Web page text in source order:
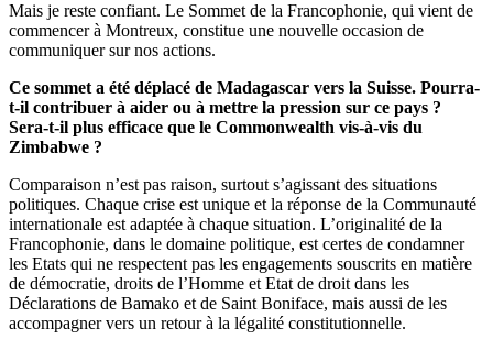
Mais je reste confiant. Le Sommet de la Francophonie, qui vient de
commencer à Montreux, constitue une nouvelle occasion de
communiquer sur nos actions.
Ce sommet a été déplacé de Madagascar vers la Suisse. Pourra-
t-il contribuer à aider ou à mettre la pression sur ce pays ?
Sera-t-il plus efficace que le Commonwealth vis-à-vis du
Zimbabwe ?
Comparaison n’est pas raison, surtout s’agissant des situations
politiques. Chaque crise est unique et la réponse de la Communauté
internationale est adaptée à chaque situation. L’originalité de la
Francophonie, dans le domaine politique, est certes de condamner
les Etats qui ne respectent pas les engagements souscrits en matière
de démocratie, droits de l’Homme et Etat de droit dans les
Déclarations de Bamako et de Saint Boniface, mais aussi de les
accompagner vers un retour à la légalité constitutionnelle.